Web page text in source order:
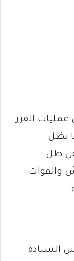
الفرز
يظل
في ظل
والقوات
السيادة